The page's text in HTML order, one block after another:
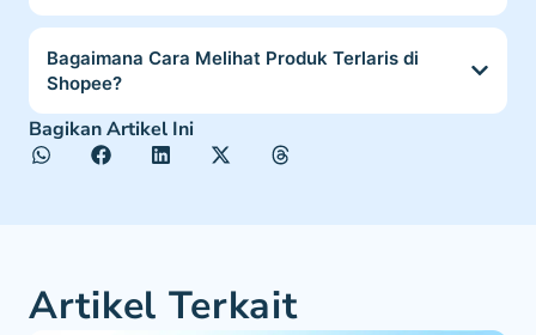
Bagaimana Cara Melihat Produk Terlaris di
Shopee?
Bagikan Artikel Ini
Artikel Terkait